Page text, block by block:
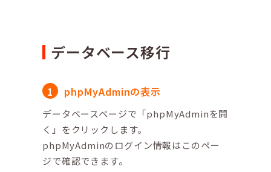
データベース移行
phpMyAdminの表示
データベースページで「phpMyAdminを開
く」をクリックします。
phpMyAdminのログイン情報はこのペー
ジで確認できます。